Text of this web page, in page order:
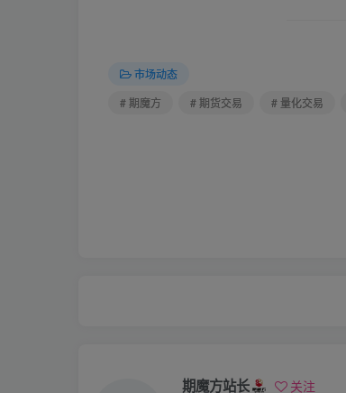
市场动态
# 期魔方
# 期货交易 # 量化交易
期魔方站长 关注